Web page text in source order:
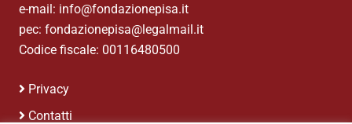
e-mail: info@fondazionepisa.it
pec: fondazionepisa@legalmail.it
Codice fiscale: 00116480500
Privacy
Contatti